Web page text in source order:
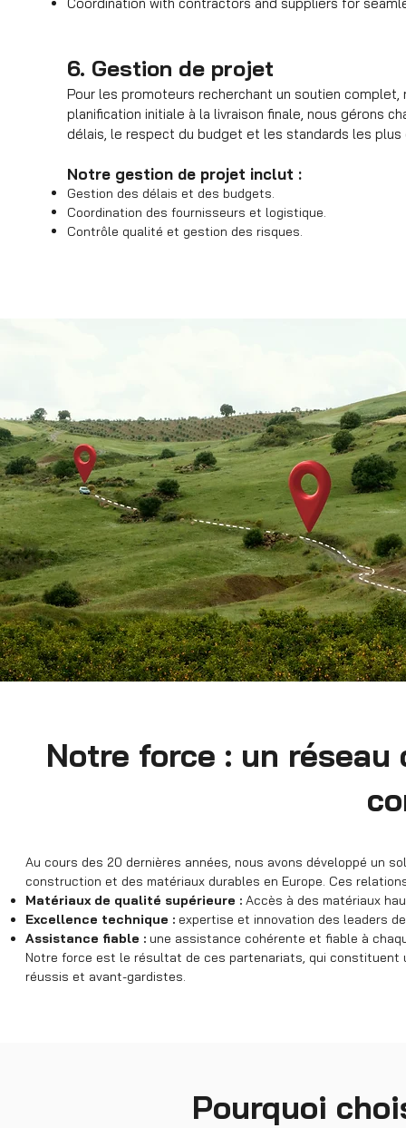
6. Gestion de projet
Pour les promoteurs recherchant un soutien
planification initiale à la livraison finale, nous gérons
délais, le respect du budget et les standards les plus
Notre gestion de projet inclut :
Gestion des délais et des budgets.
Coordination des fournisseurs et logistique.
Contrôle qualité et gestion des risques.
Notre force : un
Au cours des 20 dernières années, nous avons développé un
construction et des matériaux durables en Europe. Ces
Matériaux de qualité supérieure : Accès à des matériaux
Excellence technique : expertise et innovation des leaders
Assistance fiable : une assistance cohérente et fiable à
Notre force est le résultat de ces partenariats, qui constituent
réussis et avant-gardistes.
Pourquoi